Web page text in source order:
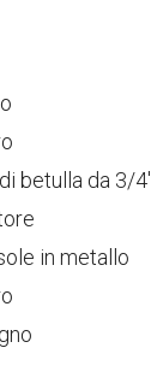
betulla da 3/4'
in metallo